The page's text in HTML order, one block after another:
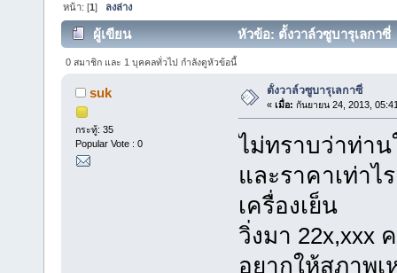
หน้า: [1] ลงล่าง
ผู้เขียน หัวข้อ: ตั้งวาล์วซูบารุเลกาซี่
0 สมาชิก และ 1 บุคคลทั่วไป กำลังดูหัวข้อนี้
suk
กระทู้: 35
Popular Vote : 0
ตั้งวาล์วซูบารุเลกาซี่
« เมื่อ: กันยายน 24, 2013,
ไม่ทราบว่าท่าน
และราคาเท่า
เครื่องเย็น
วิ่งมา 22x,xxx
อยากให้สภาพ